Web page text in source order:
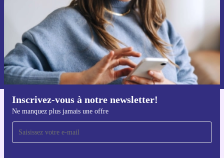
Inscrivez-vous à notre newsletter!
Ne manquez plus jamais une offre
S'inscrire
Retrouvez les informations sur l'utilisation des données personnelles
dans notrepolitique de confidentialité.
Téléchargez l'application refurbed
Pour iOS et Android